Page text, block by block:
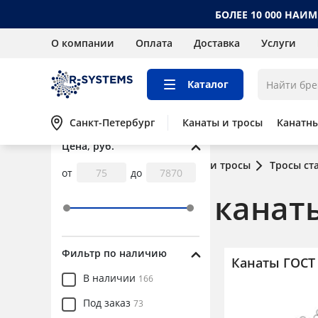
БОЛЕЕ 10 000
О компании Оплата Доставка Услуги
Каталог
Санкт-Петербург Канаты и тросы
Канаты и тросы Тросы
Стальные
Канаты ГОСТ
Цена, руб.
от
до
Фильтр по наличию
В наличии 166
Под заказ 73
Канаты ГОСТ